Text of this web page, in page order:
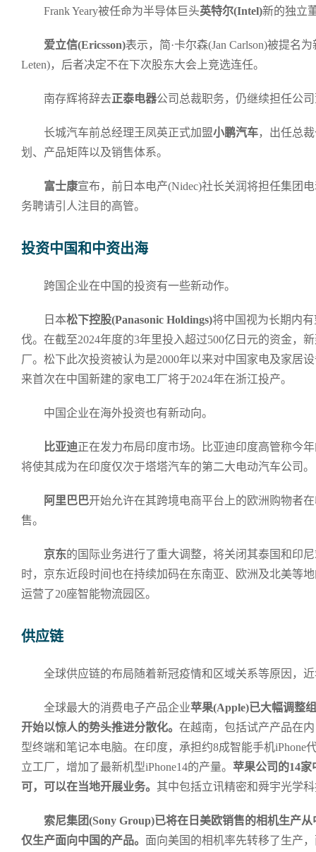
Frank Yeary被任命为半导体巨头英特尔(Intel)新的独立
爱立信(Ericsson)表示，简·卡尔森(Jan Carlson)被提名
Leten)，后者决定不在下次股东大会上竞选连任。
南存辉将辞去正泰电器公司总裁职务，仍继续担任公
长城汽车前总经理王凤英正式加盟小鹏汽车，出任总
划、产品矩阵以及销售体系。
富士康宣布，前日本电产(Nidec)社长关润将担任集团
务聘请引人注目的高管。
投资中国和中资出海
跨国企业在中国的投资有一些新动作。
日本松下控股(Panasonic Holdings)将中国视为长期内
伐。在截至2024年度的3年里投入超过500亿日元的资金，
厂。松下此次投资被认为是2000年以来对中国家电及家居
来首次在中国新建的家电工厂将于2024年在浙江投产。
中国企业在海外投资也有新动向。
比亚迪正在发力布局印度市场。比亚迪印度高管称今
将使其成为在印度仅次于塔塔汽车的第二大电动汽车公司。
阿里巴巴开始允许在其跨境电商平台上的欧洲购物者
售。
京东的国际业务进行了重大调整，将关闭其泰国和印
时，京东近段时间也在持续加码在东南亚、欧洲及北美等
运营了20座智能物流园区。
供应链
全球供应链的布局随着新冠疫情和区域关系等原因，
全球最大的消费电子产品企业苹果(Apple)已大幅调整
开始以惊人的势头推进分散化。 在越南，包括试产产品在
型终端和笔记本电脑。在印度，承担约8成智能手机iPhone
立工厂，增加了最新机型iPhone14的产量。 苹果公司的14
可，可以在当地开展业务。 其中包括立讯精密和舜宇光学
索尼集团(Sony Group)已将在日美欧销售的相机生产
仅生产面向中国的产品。 面向美国的相机率先转移了生产